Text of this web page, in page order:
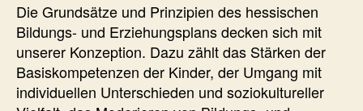
Die Grundsätze und Prinzipien des hessischen
Bildungs- und Erziehungsplans decken sich mit
unserer Konzeption. Dazu zählt das Stärken der
Basiskompetenzen der Kinder, der Umgang mit
individuellen Unterschieden und soziokultureller